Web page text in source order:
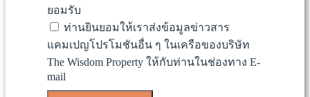
ยอมรับ
ท่านยินยอมให้เราส่งข้อมูลข่าวสาร
แคมเปญโปรโมชันอื่น ๆ ในเครือของบริษัท
The Wisdom Property ให้กับท่านในช่องทาง E-
mail